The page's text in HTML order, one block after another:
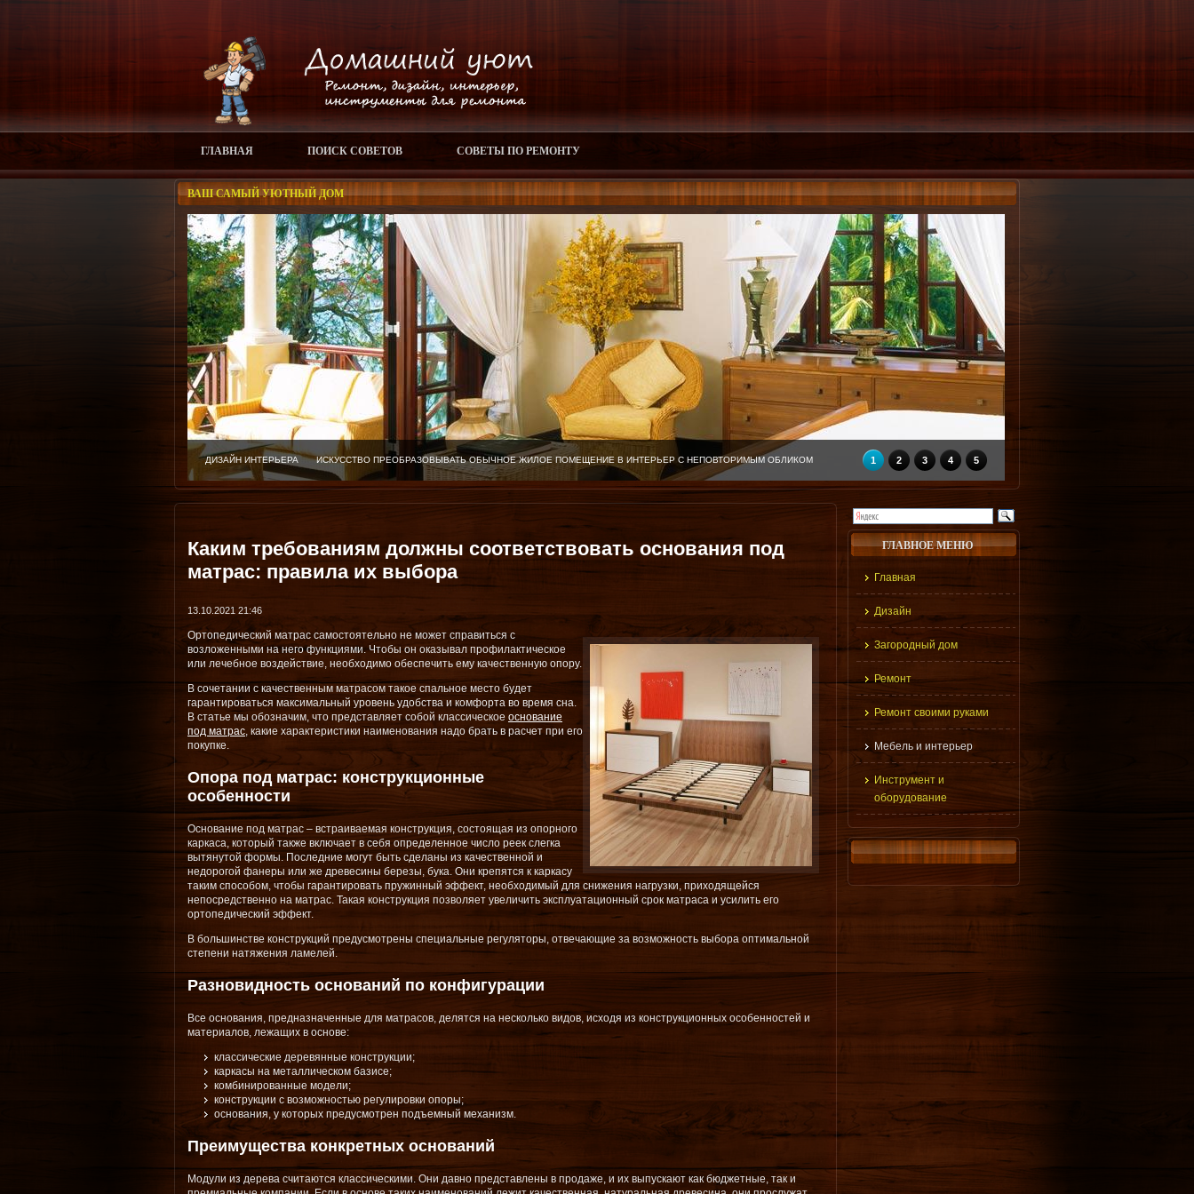
ГЛАВНАЯ ПОИСК СОВЕТОВ СОВЕТЫ ПО РЕМОНТУ
ВАШ САМЫЙ УЮТНЫЙ ДОМ
ДИЗАЙН ИНТЕРЬЕРА ИСКУССТВО ПРЕОБРАЗОВЫВАТЬ ОБЫЧНОЕ ЖИЛОЕ ПОМЕЩЕНИЕ В ИНТЕРЬЕР С НЕПОВТОРИМЫМ ОБЛИКОМ 1 2 3 4 5
Каким требованиям должны соответствовать основания под
матрас: правила их выбора
13.10.2021 21:46
Ортопедический матрас самостоятельно не может справиться с
возложенными на него функциями. Чтобы он оказывал профилактическое
или лечебное воздействие, необходимо обеспечить ему качественную опору.
В сочетании с качественным матрасом такое спальное место будет
гарантироваться максимальный уровень удобства и комфорта во время сна.
В статье мы обозначим, что представляет собой классическое основание
под матрас, какие характеристики наименования надо брать в расчет при его
покупке.
Опора под матрас: конструкционные
особенности
Основание под матрас – встраиваемая конструкция, состоящая из опорного
каркаса, который также включает в себя определенное число реек слегка
вытянутой формы. Последние могут быть сделаны из качественной и
недорогой фанеры или же древесины березы, бука. Они крепятся к каркасу
таким способом, чтобы гарантировать пружинный эффект, необходимый для снижения нагрузки, приходящейся
непосредственно на матрас. Такая конструкция позволяет увеличить эксплуатационный срок матраса и усилить его
ортопедический эффект.
В большинстве конструкций предусмотрены специальные регуляторы, отвечающие за возможность выбора оптимальной
степени натяжения ламелей.
Разновидность оснований по конфигурации
Все основания, предназначенные для матрасов, делятся на несколько видов, исходя из конструкционных особенностей и
материалов, лежащих в основе:
классические деревянные конструкции;
каркасы на металлическом базисе;
комбинированные модели;
конструкции с возможностью регулировки опоры;
основания, у которых предусмотрен подъемный механизм.
Преимущества конкретных оснований
Модули из дерева считаются классическими. Они давно представлены в продаже, и их выпускают как бюджетные, так и
ГЛАВНОЕ МЕНЮ
Главная
Дизайн
Загородный дом
Ремонт
Ремонт своими руками
Мебель и интерьер
Инструмент и
оборудование